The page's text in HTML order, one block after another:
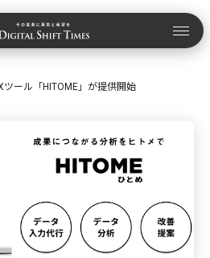
ール「HITOME」が提供開始